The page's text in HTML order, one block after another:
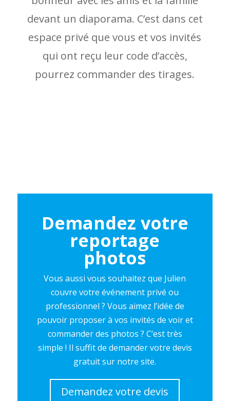
devant un diaporama. C’est dans cet
espace privé que vous et vos invités
qui ont reçu leur code d’accès,
pourrez commander des tirages.
Demandez votre
reportage
photos
Vous aussi vous souhaitez que Julien
couvre votre événement privé ou
professionnel ? Vous aimez l’idée de
pouvoir proposer à vos invités de voir et
commander des photos ? C’est très
simple ! Il suffit de demander votre devis
gratuit sur notre site.
Demandez votre devis